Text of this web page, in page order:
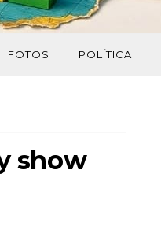
FOTOS POLÍTICA
show